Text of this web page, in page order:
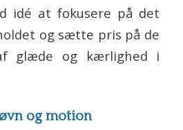
idé at fokusere på det
og sætte pris på de
glæde og kærlighed i
og motion